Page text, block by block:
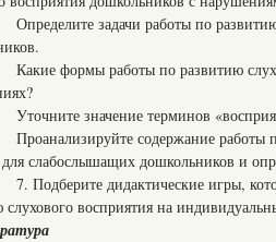
задачи работы по развитию
формы работы по развитию
значение терминов
содержание работы по
слабослышащих дошкольников и
дидактические игры,
слухового восприятия на